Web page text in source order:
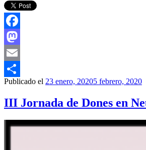
Facebook
Mastodon
Email
Compartir
Publicado el 23 enero, 20205 febrero, 2020
III Jornada de Dones en